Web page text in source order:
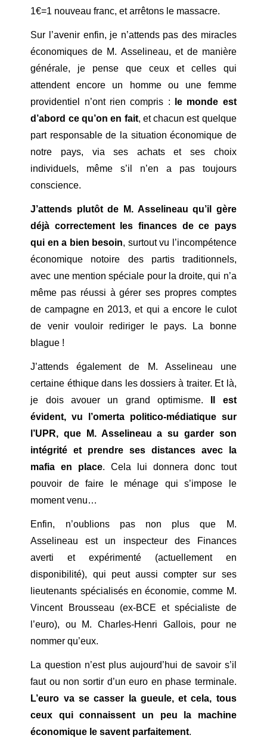
1€=1 nouveau franc, et arrêtons le massacre.
Sur l’avenir enfin, je n’attends pas des miracles
économiques de M. Asselineau, et de manière
générale, je pense que ceux et celles qui
attendent encore un homme ou une femme
providentiel n’ont rien compris :
le monde est
d’abord ce qu’on en fait, et chacun est quelque
part responsable de la situation économique de
notre pays, via ses achats et ses choix
individuels, même s’il n’en a pas toujours
conscience.
J’attends plutôt de M. Asselineau qu’il gère
déjà correctement les finances de ce pays
qui en a bien besoin, surtout vu l’incompétence
économique notoire des partis traditionnels,
avec une mention spéciale pour la droite, qui n’a
même pas réussi à gérer ses propres comptes
de campagne en 2013, et qui a encore le culot
de venir vouloir rediriger le pays. La bonne
blague !
J’attends également de M. Asselineau une
certaine éthique dans les dossiers à traiter. Et là,
je dois avouer un grand optimisme.
Il est
évident, vu l’omerta politico-médiatique sur
l’UPR, que M. Asselineau a su garder son
intégrité et prendre ses distances avec la
mafia en place. Cela lui donnera donc tout
pouvoir de faire le ménage qui s’impose le
moment venu…
Enfin, n’oublions pas non plus que M.
Asselineau est un inspecteur des Finances
averti et expérimenté (actuellement en
disponibilité), qui peut aussi compter sur ses
lieutenants spécialisés en économie, comme M.
Vincent Brousseau (ex-BCE et spécialiste de
l’euro), ou M. Charles-Henri Gallois, pour ne
nommer qu’eux.
La question n’est plus aujourd’hui de savoir s’il
faut ou non sortir d’un euro en phase terminale.
L’euro va se casser la gueule, et cela, tous
ceux qui connaissent un peu la machine
économique le savent parfaitement.